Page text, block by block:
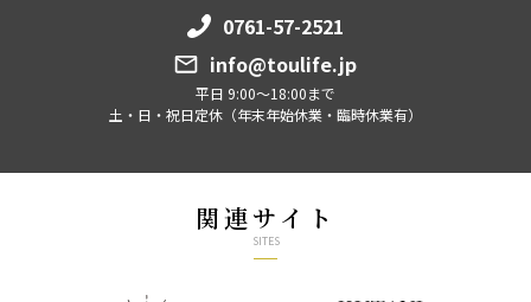
0761-57-2521
info@toulife.jp
平日 9:00～18:00まで
土・日・祝日定休（年末年始休業・臨時休業有）
関連サイト
SITES